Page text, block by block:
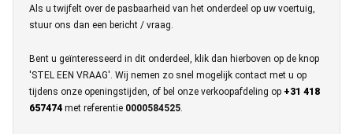
Als u twijfelt over de pasbaarheid van het onderdeel op uw voertuig,
stuur ons dan een bericht / vraag.
Bent u geïnteresseerd in dit onderdeel, klik dan hierboven op de knop
'STEL EEN VRAAG'. Wij nemen zo snel mogelijk contact met u op
tijdens onze openingstijden, of bel onze verkoopafdeling op +31 418
657474 met referentie 0000584525.